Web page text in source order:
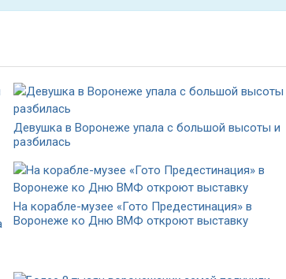
Девушка в Воронеже упала с большой высоты и
разбилась
На корабле-музее «Гото Предестинация» в
Воронеже ко Дню ВМФ откроют выставку